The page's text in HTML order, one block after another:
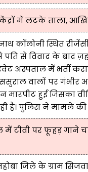
में लटके ताला,
कॉलोनी स्थित
से विवाद के बाद
अस्पताल में भर्ती
वालों पर गंभीर
मारपीट हुई जिसका
है। पुलिस ने मामले
टीवी पर फूहड़ गाने
जिले के ग्राम